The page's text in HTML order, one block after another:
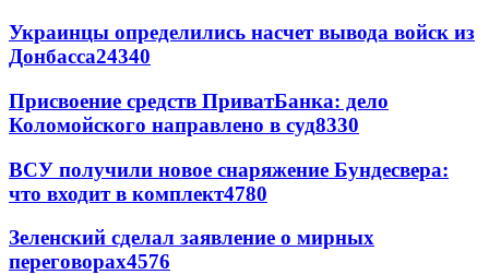
Украинцы определились насчет вывода войск из
Донбасса24340
Присвоение средств ПриватБанка: дело
Коломойского направлено в суд8330
ВСУ получили новое снаряжение Бундесвера:
что входит в комплект4780
Зеленский сделал заявление о мирных
переговорах4576